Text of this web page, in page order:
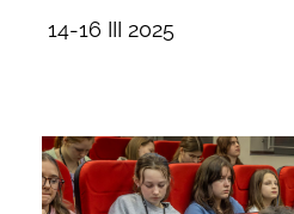
14-16 III 2025